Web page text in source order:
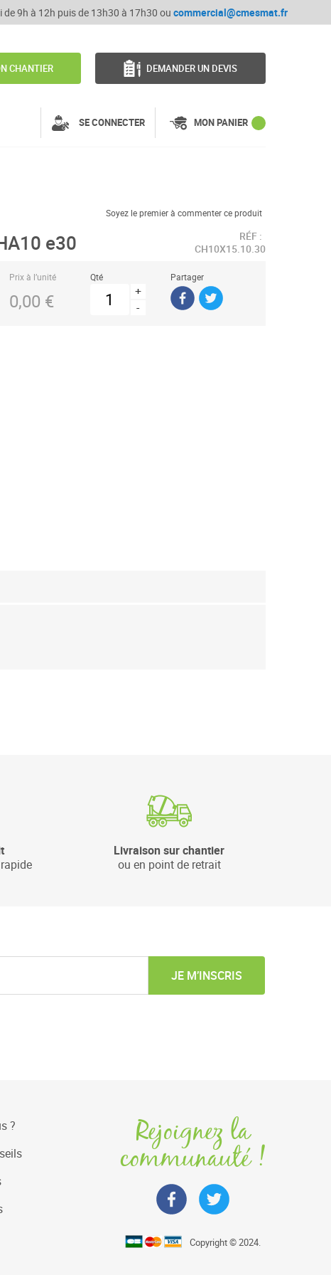
de 9h à 12h puis de 13h30 à 17h30 ou commercial@cmesmat.fr
CHANTIER DEMANDER UN DEVIS
SE CONNECTER MON PANIER
Soyez le premier à commenter ce produit
e30
RÉF :
CH10X15.10.30
Prix à l’unité
0,00 €
Qté
+
-
Partager
Livraison sur chantier
ou en point de retrait
JE M’INSCRIS
?
Rejoignez la
communauté !
Copyright © 2024.